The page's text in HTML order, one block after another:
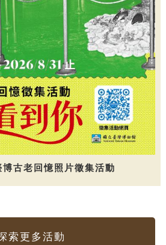
博古老回憶照片徵集活動
索更多活動